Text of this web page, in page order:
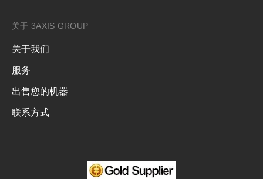
关于 3AXIS GROUP
关于我们
服务
出售您的机器
联系方式